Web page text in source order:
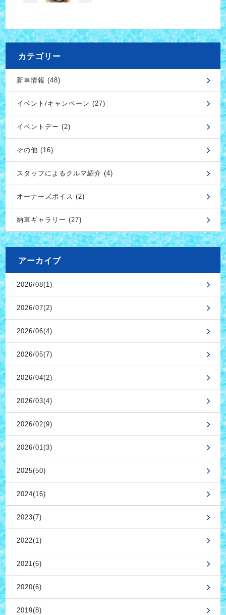
カテゴリー
新車情報 (48)
イベント/キャンペーン (27)
イベントデー (2)
その他 (16)
スタッフによるクルマ紹介 (4)
オーナーズボイス (2)
納車ギャラリー (27)
アーカイブ
2026/08(1)
2026/07(2)
2026/06(4)
2026/05(7)
2026/04(2)
2026/03(4)
2026/02(9)
2026/01(3)
2025(50)
2024(16)
2023(7)
2022(1)
2021(6)
2020(6)
2019(8)